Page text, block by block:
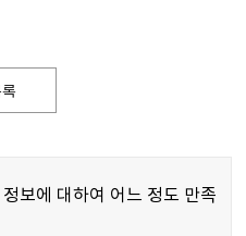
보에 대하여 어느 정도 만족